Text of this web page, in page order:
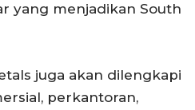
yang menjadikan South
juga akan dilengkapi
perkantoran,